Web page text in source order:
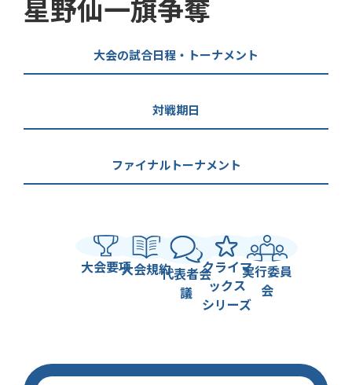
星野仙一旗争奪
大会の試合日程・トーナメント
対戦期日
ファイナルトーナメント
大会要項大会規約代表者会
議
クライマ
ックス
シリーズ
実行委員
会